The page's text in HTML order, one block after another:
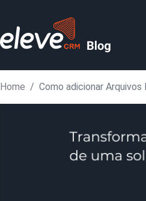
Home Como adicionar Arquivos